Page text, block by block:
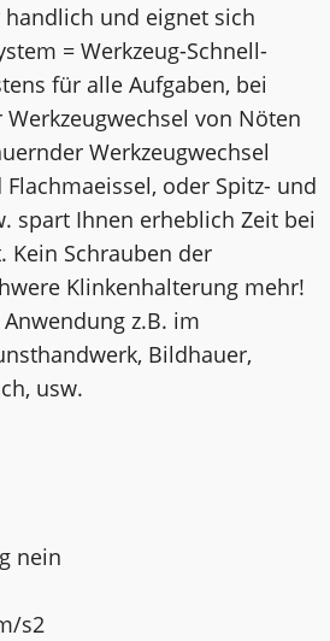
handlich und eignet sich
= Werkzeug-Schnell-
für alle Aufgaben, bei
von Nöten
Werkzeugwechsel
oder Spitz- und
spart Ihnen erheblich Zeit bei
Kein Schrauben der
Klinkenhalterung mehr!
z.B. im
Bildhauer,
usw.
nein
s2